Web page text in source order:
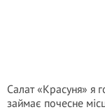
Салат «Красуня» я
займає почесне